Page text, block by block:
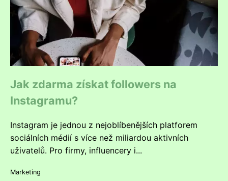
Jak zdarma získat followers na
Instagramu?
Instagram je jednou z nejoblíbenějších platforem
sociálních médií s více než miliardou aktivních
uživatelů. Pro firmy, influencery i...
Marketing